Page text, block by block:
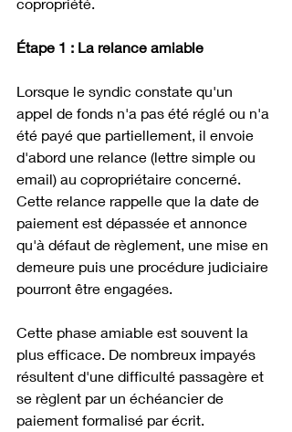
Étape 1 : La relance amiable
Lorsque le syndic constate qu'un
appel de fonds n'a pas été réglé ou n'a
été payé que partiellement, il envoie
d'abord une relance (lettre simple ou
email) au copropriétaire concerné.
Cette relance rappelle que la date de
paiement est dépassée et annonce
qu'à défaut de règlement, une mise en
demeure puis une procédure judiciaire
pourront être engagées.
Cette phase amiable est souvent la
plus efficace. De nombreux impayés
résultent d'une difficulté passagère et
se règlent par un échéancier de
paiement formalisé par écrit.